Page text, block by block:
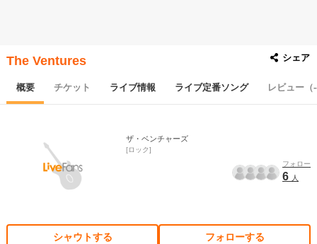
The Ventures シェア
概要 チケット ライブ情報 ライブ定番ソング レビュー（
ザ・ベンチャーズ
ロック
フォロー
6 人
シャウトする フォローする